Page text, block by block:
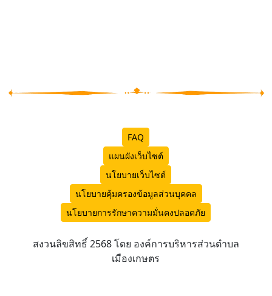
FAQ
แผนผังเว็บไซต์
นโยบายเว็บไซต์
นโยบายคุ้มครองข้อมูลส่วนบุคคล
นโยบายการรักษาความมั่นคงปลอดภัย
สงวนลิขสิทธิ์ 2568 โดย องค์การบริหารส่วนตำบล
เมืองเกษตร